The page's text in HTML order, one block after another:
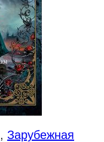
, Зарубежная